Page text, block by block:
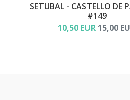
SETUBAL - CASTELLO DE
#149
10,50 EUR15,00